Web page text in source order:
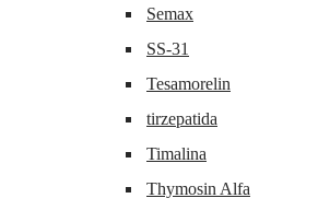
Semax
SS-31
Tesamorelin
tirzepatida
Timalina
Thymosin Alfa